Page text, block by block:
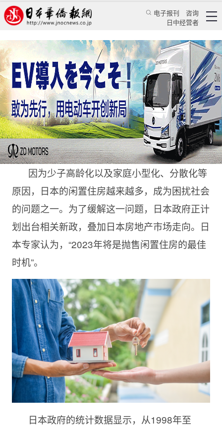
电子报刊
咨询
日中经营者
日本专家：2023年是抛售闲置住房的最佳时机
倪齐 日本新闻 地产动态
日本华侨报 2023/1/16 14:28:29
因为少子高龄化以及家庭小型化、分散化等
原因，日本的闲置住房越来越多，成为困扰社会
的问题之一。为了缓解这一问题，日本政府正计
划出台相关新政，叠加日本房地产市场走向。日
本专家认为，“2023年将是抛售闲置住房的最佳
时机”。
日本政府的统计数据显示，从1998年至